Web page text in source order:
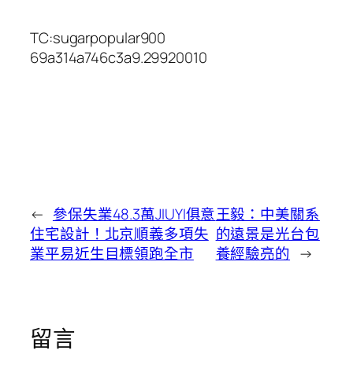
TC:sugarpopular900
69a314a746c3a9.29920010
← 參保失業48.3萬JIUYI俱意
住宅設計！北京順義多項失
業平易近生目標領跑全市
王毅：中美關系
的遠景是光台包
養經驗亮的 →
留言